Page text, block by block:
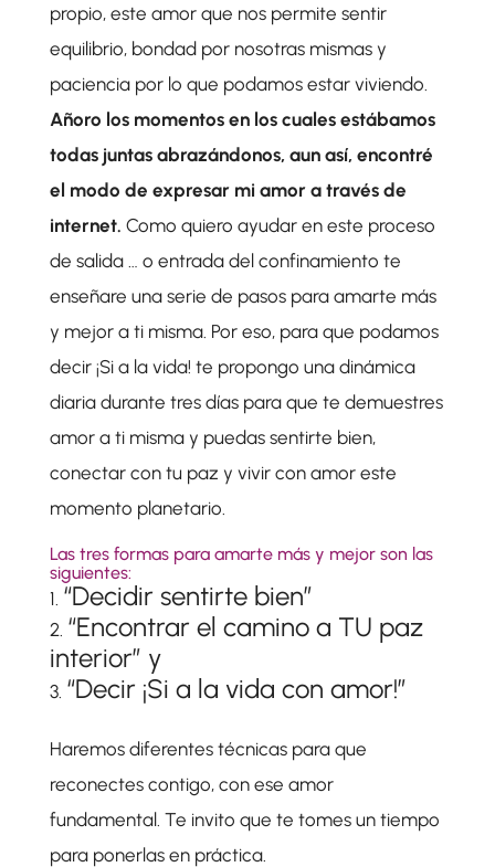
propio, este amor que nos permite sentir
equilibrio, bondad por nosotras mismas y
paciencia por lo que podamos estar viviendo.
Añoro los momentos en los cuales estábamos
todas juntas abrazándonos, aun así, encontré
el modo de expresar mi amor a través de
internet. Como quiero ayudar en este proceso
de salida … o entrada del confinamiento te
enseñare una serie de pasos para amarte más
y mejor a ti misma. Por eso, para que podamos
decir ¡Si a la vida! te propongo una dinámica
diaria durante tres días para que te demuestres
amor a ti misma y puedas sentirte bien,
conectar con tu paz y vivir con amor este
momento planetario.
Las tres formas para amarte más y mejor son las
siguientes:
“Decidir sentirte bien”
“Encontrar el camino a TU paz
interior” y
“Decir ¡Si a la vida con amor!”
Haremos diferentes técnicas para que
reconectes contigo, con ese amor
fundamental. Te invito que te tomes un tiempo
para ponerlas en práctica.